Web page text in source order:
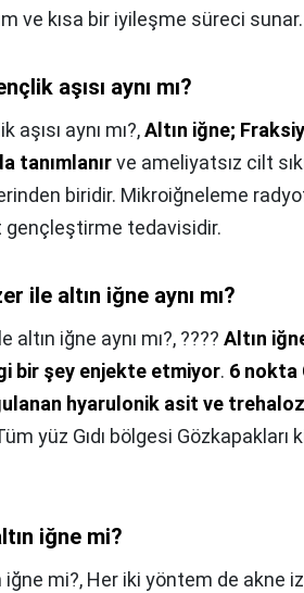
ve kısa bir iyileşme süreci sunar.
aşısı aynı mı?
aşısı aynı mı?,Altın iğne;
tanımlanırve ameliyatsız cilt
biridir. Mikroiğneleme
gençleştirme tedavisidir.
ile altın iğne aynı mı?
altın iğne aynı mı?, ???? Altın
bir şey enjekte etmiyor. 6 nokta
hyarulonik asit ve
yüz Gıdı bölgesi
iğne mi?
iğne mi?, Her iki yöntem de akne